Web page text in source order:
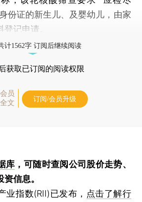
份证的新生儿、及婴幼儿，由家
记申请。
计1562字 订阅后继续阅读
后获取已订阅的阅读权限
员
文
订阅/会员升级
库 ，可随时查阅公司股价走势、
信息。
指数(RII)已发布， 点击了解行